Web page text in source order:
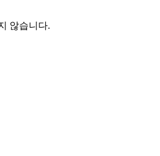
않습니다.